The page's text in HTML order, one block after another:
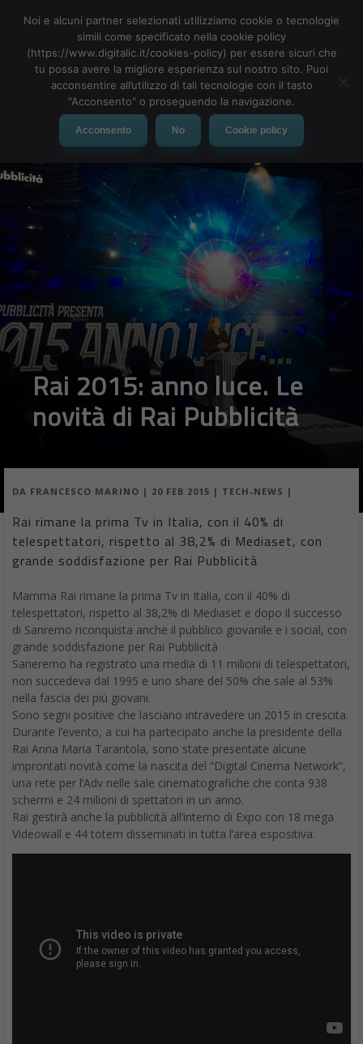
MENU
Rai 2015: anno luce. Le
novità di Rai Pubblicità
DA FRANCESCO MARINO | 20 FEB 2015 | TECH-NEWS |
Rai rimane la prima Tv in Italia, con il 40% di
telespettatori, rispetto al 38,2% di Mediaset, con
grande soddisfazione per Rai Pubblicità
Mamma Rai rimane la prima Tv in Italia, con il 40% di
telespettatori, rispetto al 38,2% di Mediaset e dopo il successo
di Sanremo riconquista anche il pubblico giovanile e i social, con
grande soddisfazione per Rai Pubblicità
Saneremo ha registrato una media di 11 milioni di telespettatori,
non succedeva dal 1995 e uno share del 50% che sale al 53%
nella fascia dei più giovani.
Sono segni positive che lasciano intravedere un 2015 in crescita.
Durante l’evento, a cui ha partecipato anche la presidente della
Rai Anna Maria Tarantola, sono state presentate alcune
improntati novità come la nascita del “Digital Cinema Network”,
una rete per l’Adv nelle sale cinematografiche che conta 938
schermi e 24 milioni di spettatori in un anno.
Rai gestirà anche la pubblicità all’interno di Expo con 18 mega
Videowall e 44 totem disseminati in tutta l’area espositiva.
Noi e alcuni partner selezionati utilizziamo cookie o tecnologie
simili come specificato nella cookie policy
(https://www.digitalic.it/cookies-policy) per essere sicuri che
tu possa avere la migliore esperienza sul nostro sito. Puoi
acconsentire all’utilizzo di tali tecnologie con il tasto
"Acconsento" o proseguendo la navigazione.
Acconsento No Cookie policy